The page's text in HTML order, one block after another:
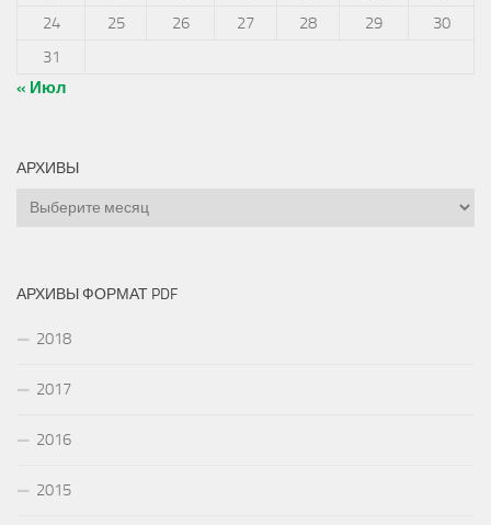
24
25 26 27 28 29
30
31
« Июл
АРХИВЫ
Архивы
АРХИВЫ ФОРМАТ PDF
2018
2017
2016
2015